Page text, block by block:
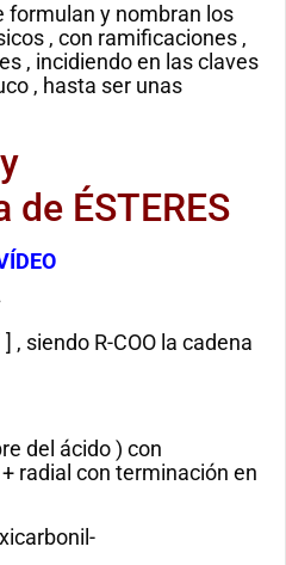
formulan y nombran los
, con ramificaciones ,
, incidiendo en las claves
, hasta ser unas
ÉSTERES
] , siendo R-COO la cadena
del ácido ) con
radial con terminación en